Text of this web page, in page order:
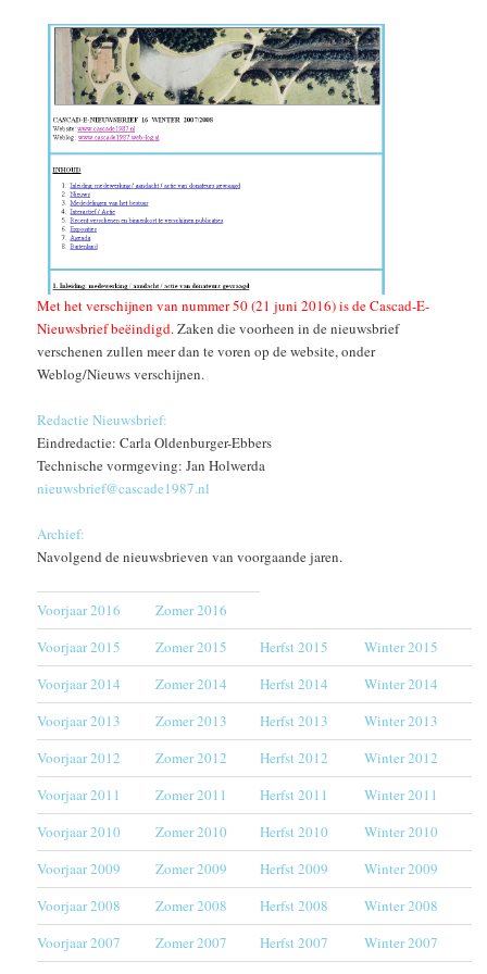
Met het verschijnen van nummer 50 (21 juni 2016) is de Cascad-E-
Nieuwsbrief beëindigd.Zaken die voorheen in de nieuwsbrief
verschenen zullen meer dan te voren op de website, onder
Weblog/Nieuws verschijnen.
Redactie Nieuwsbrief:
Eindredactie: Carla Oldenburger-Ebbers
Technische vormgeving: Jan Holwerda
nieuwsbrief@cascade1987.nl
Archief:
Navolgend de nieuwsbrieven van voorgaande jaren.
Voorjaar 2016
Zomer 2016
Voorjaar 2015
Zomer 2015 Herfst 2015
Winter 2015
Voorjaar 2014
Zomer 2014 Herfst 2014
Winter 2014
Voorjaar 2013
Zomer 2013 Herfst 2013
Winter 2013
Voorjaar 2012
Zomer 2012 Herfst 2012
Winter 2012
Voorjaar 2011
Zomer 2011 Herfst 2011
Winter 2011
Voorjaar 2010
Zomer 2010 Herfst 2010
Winter 2010
Voorjaar 2009
Zomer 2009 Herfst 2009
Winter 2009
Voorjaar 2008
Zomer 2008 Herfst 2008
Winter 2008
Voorjaar 2007
Zomer 2007 Herfst 2007
Winter 2007